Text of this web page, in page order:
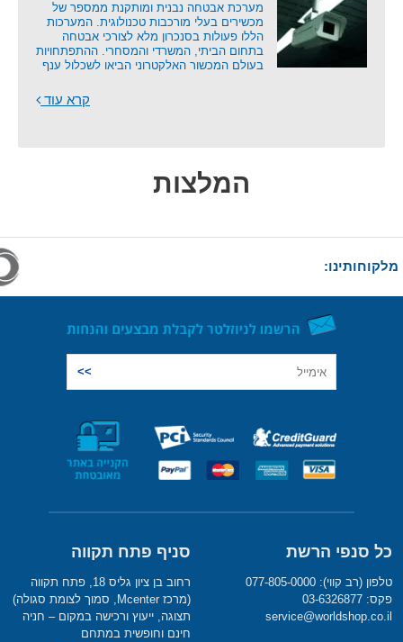
מערכת אבטחה נבנית ומותקנת ממספר של
מכשירים בעלי מורכבות טכנולוגית. המערכות
הללו פעולות בסנכרון מלא לצורכי אבטחה
בתחום הביתי, המשרדי והמסחרי. ההתפתחויות
בעולם המכשור האלקטרוני הביאו לשכלול ענף
קרא עוד
המלצות
מלקוחותינו:
כל סנפי הרשת
טלפון (רב קווי): 077-805-0000
פקס: 03-6326877
service@worldshop.co.il
סניף פתח תקווה
רחוב בן ציון גליס 18, פתח תקווה
(מרכז Mcenter, סמוך לצומת סגולה)
תצוגה, ייעוץ ורכישה במקום – חניה
חינם וחופשית במתחם